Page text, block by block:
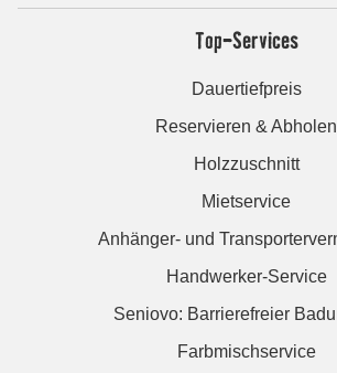
Top-Services
Dauertiefpreis
Reservieren & Abholen
Holzzuschnitt
Mietservice
Anhänger- und
Handwerker-Service
Seniovo: Barrierefreier
Farbmischservice